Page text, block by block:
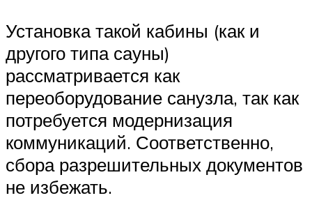
Установка такой кабины (как и
другого типа сауны)
рассматривается как
переоборудование санузла, так как
потребуется модернизация
коммуникаций. Соответственно,
сбора разрешительных документов
не избежать.